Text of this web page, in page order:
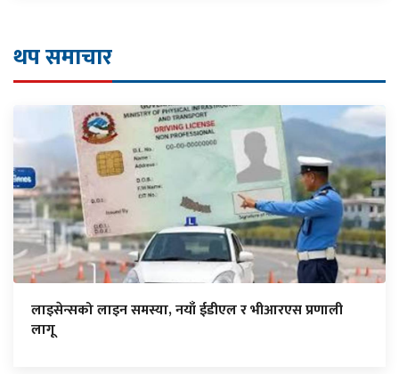
थप समाचार
लाइसेन्सको लाइन समस्या, नयाँ ईडीएल र भीआरएस प्रणाली
लागू